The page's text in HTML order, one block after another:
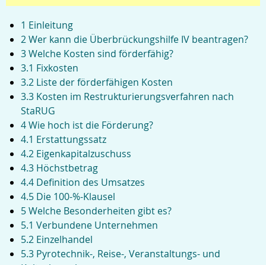
1 Einleitung
2 Wer kann die Überbrückungshilfe IV beantragen?
3 Welche Kosten sind förderfähig?
3.1 Fixkosten
3.2 Liste der förderfähigen Kosten
3.3 Kosten im Restrukturierungsverfahren nach
StaRUG
4 Wie hoch ist die Förderung?
4.1 Erstattungssatz
4.2 Eigenkapitalzuschuss
4.3 Höchstbetrag
4.4 Definition des Umsatzes
4.5 Die 100-%-Klausel
5 Welche Besonderheiten gibt es?
5.1 Verbundene Unternehmen
5.2 Einzelhandel
5.3 Pyrotechnik-, Reise-, Veranstaltungs- und
Login